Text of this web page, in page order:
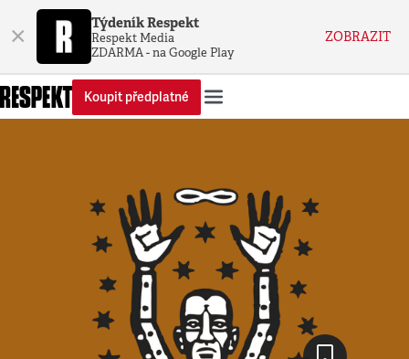
× Týdeník Respekt
Respekt Media
ZDARMA - na Google Play
ZOBRAZIT
Koupit předplatné